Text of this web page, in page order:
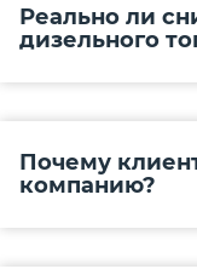
Реально ли
дизельного
Почему
компанию?